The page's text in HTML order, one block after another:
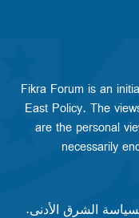
Fikra Forum is an
East Policy. The
are the personal
necessarily
الشرق الأدنى.